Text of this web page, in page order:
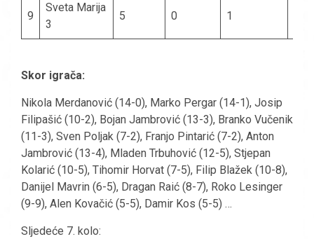
9
Sveta Marija
3
5 0 1
Skor igrača:
Nikola Merdanović (14-0), Marko Pergar (14-1), Josip
Filipašić (10-2), Bojan Jambrović (13-3), Branko Vučenik
(11-3), Sven Poljak (7-2), Franjo Pintarić (7-2), Anton
Jambrović (13-4), Mladen Trbuhović (12-5), Stjepan
Kolarić (10-5), Tihomir Horvat (7-5), Filip Blažek (10-8),
Danijel Mavrin (6-5), Dragan Raić (8-7), Roko Lesinger
(9-9), Alen Kovačić (5-5), Damir Kos (5-5) …
Sljedeće 7. kolo: